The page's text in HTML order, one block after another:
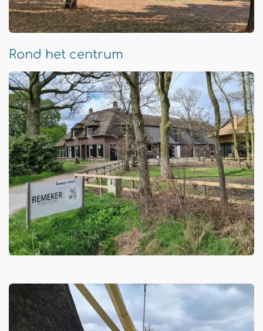
Rond het centrum